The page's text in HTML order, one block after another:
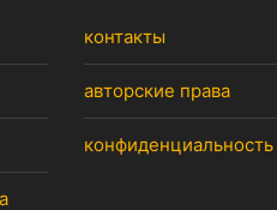
контакты
авторские права
конфиденциальность